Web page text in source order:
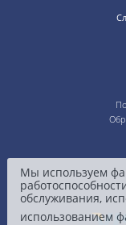
Мы используем
обслуживания,
использованием